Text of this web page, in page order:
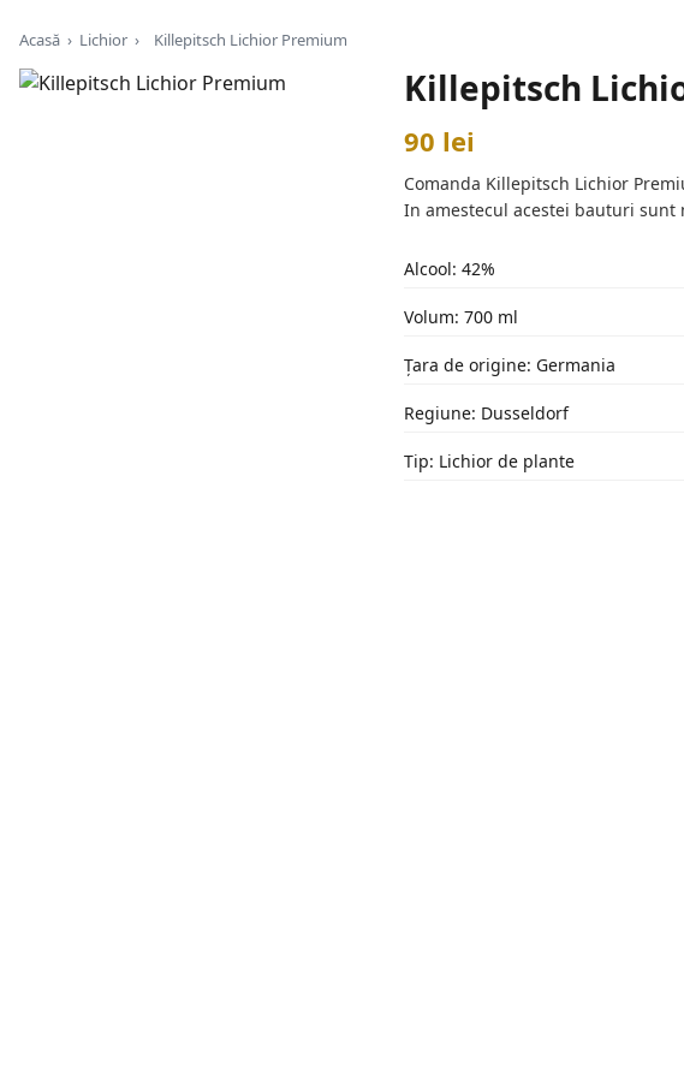
Acasă › Lichior › Killepitsch Lichior Premium
Killepitsch
90 lei
Comanda Killepitsch Lichior
In amestecul acestei bauturi
Alcool: 42%
Volum: 700 ml
Țara de origine: Germania
Regiune: Dusseldorf
Tip: Lichior de plante